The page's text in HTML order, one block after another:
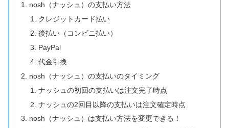
nosh（ナッシュ）の支払い方法
クレジットカード払い
後払い（コンビニ払い）
PayPal
代金引換
nosh（ナッシュ）の支払いのタイミング
ナッシュの初回の支払いは注文完了時点
ナッシュの2回目以降の支払いは注文確定時点
nosh（ナッシュ）は支払い方法を変更できる！